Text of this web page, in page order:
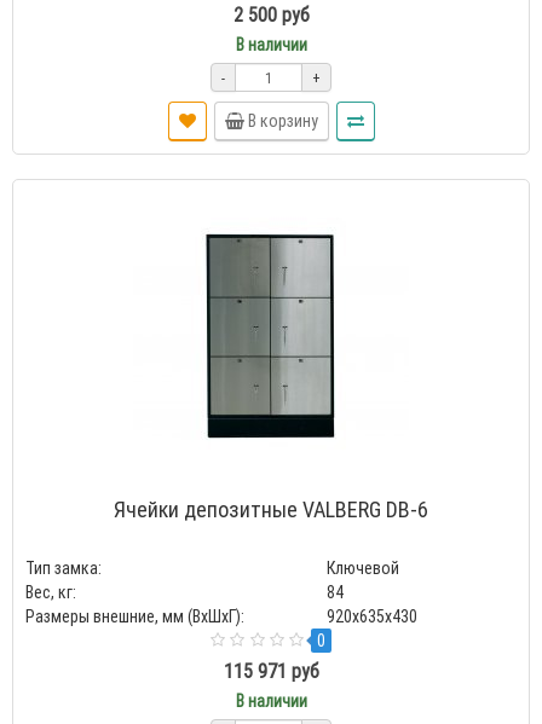
2 500 руб
В наличии
- +
В корзину
Ячейки депозитные VALBERG DB-6
Тип замка:
Ключевой
Вес, кг:
84
Размеры внешние, мм (ВхШхГ):
920x635x430
0
115 971 руб
В наличии